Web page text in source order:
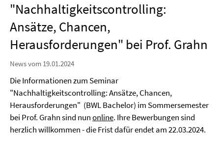
"Nachhaltigkeitscontrolling:
Ansätze, Chancen,
Herausforderungen" bei Prof. Grahn
News vom 19.01.2024
Die Informationen zum Seminar
"Nachhaltigkeitscontrolling: Ansätze, Chancen,
Herausforderungen" (BWL Bachelor) im Sommersemester
bei Prof. Grahn sind nunonline. Ihre Bewerbungen sind
herzlich willkommen - die Frist dafür endet am 22.03.2024.